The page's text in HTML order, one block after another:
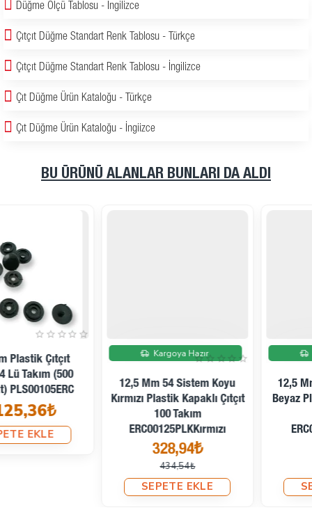
Düğme Ölçü Tablosu - İngilizce
Çıtçıt Düğme Standart Renk Tablosu - Türkçe
Çıtçıt Düğme Standart Renk Tablosu - İngilizce
Çıt Düğme Ürün Kataloğu - Türkçe
Çıt Düğme Ürün Kataloğu - İngiizce
BU ÜRÜNÜ ALANLAR BUNLARI DA ALDI
İndirimde
Kargoya Hazır
12,5 Mm 54 Sistem Koyu
Kırmızı Plastik Kapaklı Çıtçıt
100 Takım
ERC00125PLKKırmızı
İndirimde
Kargoya Hazır
12,5 Mm 54 Sistem Optik
Beyaz Plastik Kapaklı Çıtçıt
ERC00125PLOBeyaz
SEPETE EKLE